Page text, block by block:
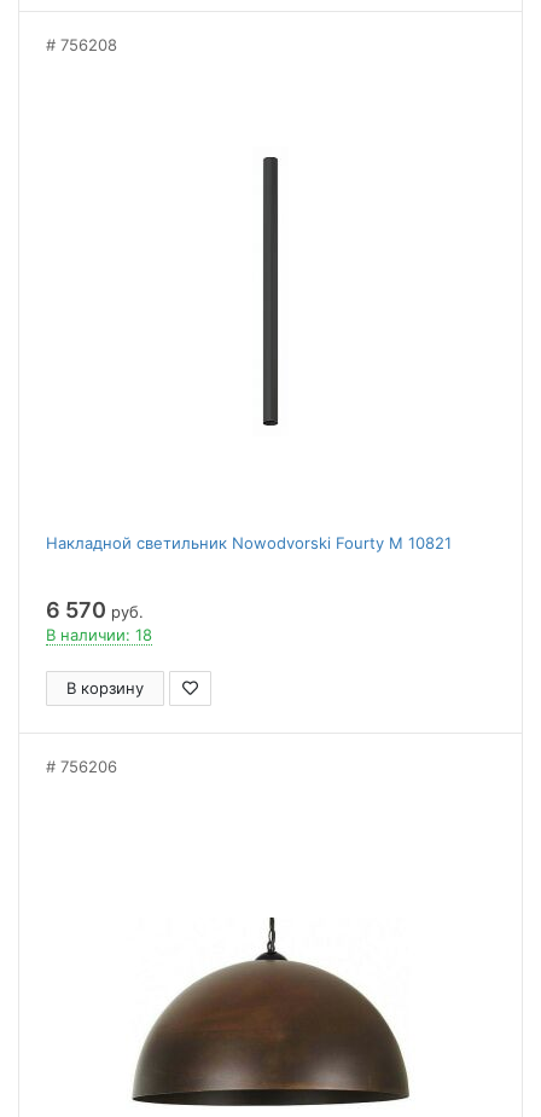
756208
Накладной светильник Nowodvorski Fourty M 10821
6 570 руб.
В наличии: 18
В корзину
756206